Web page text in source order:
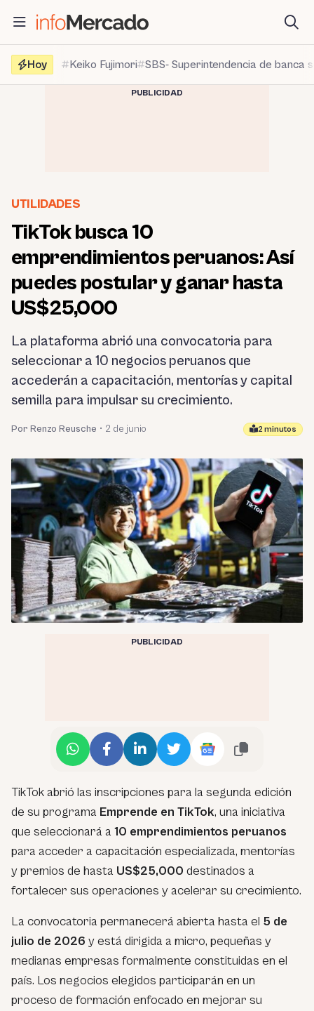
contenido
Hoy
Keiko Fujimori SBS- Superintendencia de banca
PUBLICIDAD
UTILIDADES
TikTok busca 10
emprendimientos peruanos: Así
puedes postular y ganar hasta
US$25,000
La plataforma abrió una convocatoria para
seleccionar a 10 negocios peruanos que
accederán a capacitación, mentorías y capital
semilla para impulsar su crecimiento.
Por Renzo Reusche • 2 de junio 2 minutos
PUBLICIDAD
TikTok abrió las inscripciones para la segunda edición
de su programa Emprende en TikTok, una iniciativa
que seleccionará a 10 emprendimientos peruanos
para acceder a capacitación especializada, mentorías
y premios de hasta US$25,000 destinados a
fortalecer sus operaciones y acelerar su crecimiento.
La convocatoria permanecerá abierta hasta el 5 de
julio de 2026 y está dirigida a micro, pequeñas y
medianas empresas formalmente constituidas en el
país. Los negocios elegidos participarán en un
proceso de formación enfocado en mejorar su